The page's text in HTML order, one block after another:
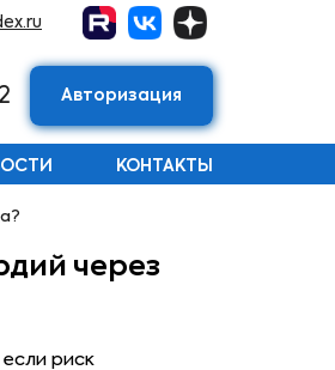
Авторизация
КОНТАКТЫ
через
риск